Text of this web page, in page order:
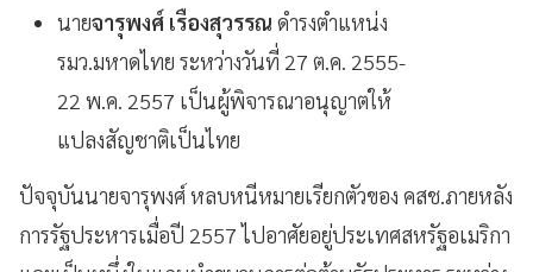
นายจารุพงศ์ เรืองสุวรรณ ดำรงตำแหน่ง
รมว.มหาดไทย ระหว่างวันที่ 27 ต.ค. 2555-
22 พ.ค. 2557 เป็นผู้พิจารณาอนุญาตให้
แปลงสัญชาติเป็นไทย
ปัจจุบันนายจารุพงศ์ หลบหนีหมายเรียกตัวของ คสช.ภายหลัง
การรัฐประหารเมื่อปี 2557 ไปอาศัยอยู่ประเทศสหรัฐอเมริกา